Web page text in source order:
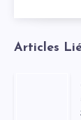
Articles